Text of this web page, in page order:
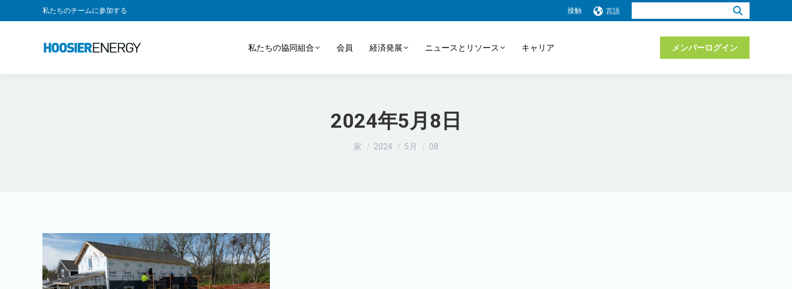
私たちのチームに参加する 接触 言語
索：
私たちの協同組合 会員 経済発展 ニュースとリソース キャリア メンバーログイン
2024年5月8日
あなたはここにいる：
家 2024 5月 08